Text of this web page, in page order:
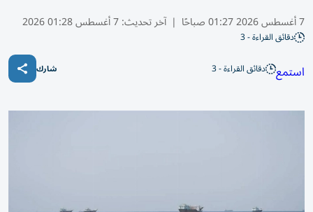
7 أغسطس 2026 01:27 صباحًا | آخر تحديث:7 أغسطس 01:28 2026
دقائق القراءة - 3
استمع دقائق القراءة - 3 شارك